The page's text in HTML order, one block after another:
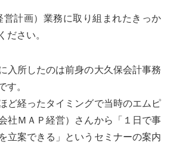
計画）業務に取り組まれたきっか
ださい。
入所したのは前身の大久保会計事務
す。
ど経ったタイミングで当時のエムピ
社ＭＡＰ経営）さんから「１日で事
立案できる」というセミナーの案内